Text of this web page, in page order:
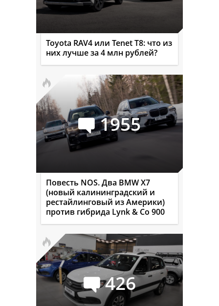
Toyota RAV4 или Tenet T8: что из
них лучше за 4 млн рублей?
1955
Повесть NOS. Два BMW X7
(новый калининградский и
рестайлинговый из Америки)
против гибрида Lynk & Co 900
426